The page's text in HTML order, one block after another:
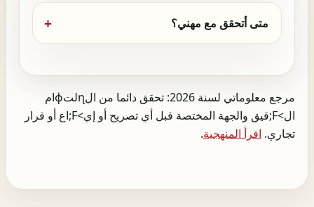
متى أتحقق مع مهني؟
مرجع معلوماتي لسنة 2026: تحقق دائما من الɳلتɸام
ال>F;قيق والجهة المختصة قبل أي تصريح أو إي>F;اع أو قرار
تجاري. اقرأ المنهجية.